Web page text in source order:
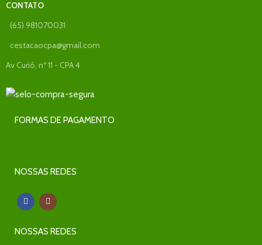
CONTATO
(65) 981070031
cestacaocpa@gmail.com
Av Curió, nº 11 - CPA 4
FORMAS DE PAGAMENTO
NOSSAS REDES
NOSSAS REDES